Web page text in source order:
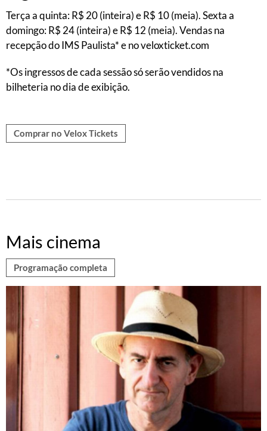
Terça a quinta: R$ 20 (inteira) e R$ 10 (meia). Sexta a
domingo: R$ 24 (inteira) e R$ 12 (meia). Vendas na
recepção do IMS Paulista* e no veloxticket.com
*Os ingressos de cada sessão só serão vendidos na
bilheteria no dia de exibição.
Comprar no Velox Tickets
Mais cinema
Programação completa